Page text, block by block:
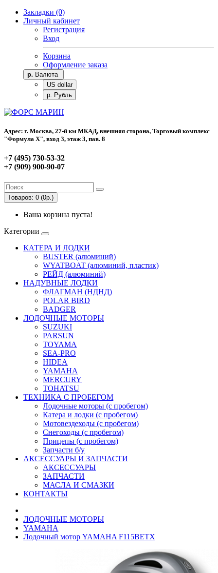
Закладки (0)
Личный кабинет
Регистрация
Вход
Корзина
Оформление заказа
р. Валюта
US dollar
р. Рубль
Адрес: г. Москва, 27-й км МКАД, внешняя сторона, Торговый комплекс
"Формула Х", вход 3, этаж 3, пав. 8
+7 (495) 730-53-32
+7 (909) 900-90-07
Товаров: 0 (0р.)
Ваша корзина пуста!
Категории
КАТЕРА И ЛОДКИ
BUSTER (алюминий)
WYATBOAT (алюминий, пластик)
РЕЙД (алюминий)
НАДУВНЫЕ ЛОДКИ
ФЛАГМАН (НДНД)
POLAR BIRD
BADGER
ЛОДОЧНЫЕ МОТОРЫ
SUZUKI
PARSUN
TOYAMA
SEA-PRO
HIDEA
YAMAHA
MERCURY
TOHATSU
ТЕХНИКА С ПРОБЕГОМ
Лодочные моторы (с пробегом)
Катера и лодки (с пробегом)
Мотовездеходы (с пробегом)
Снегоходы (с пробегом)
Прицепы (с пробегом)
Запчасти б/у
АКСЕССУАРЫ И ЗАПЧАСТИ
АКСЕССУАРЫ
ЗАПЧАСТИ
МАСЛА И СМАЗКИ
КОНТАКТЫ
ЛОДОЧНЫЕ МОТОРЫ
YAMAHA
Лодочный мотор YAMAHA F115BETX